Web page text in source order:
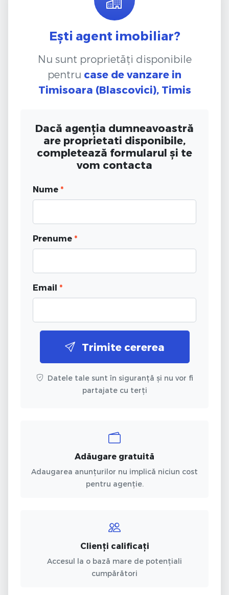
Ești agent imobiliar?
Nu sunt proprietăți disponibile
pentru case de vanzare in
Timisoara (Blascovici), Timis
Dacă agenția dumneavoastră
are proprietati disponibile,
completează formularul și te
vom contacta
Nume *
Prenume *
Email *
Trimite cererea
Datele tale sunt în siguranță și nu vor fi
partajate cu terți
Adăugare gratuită
Adaugarea anunțurilor nu implică niciun cost
pentru agenție.
Clienți calificați
Accesul la o bază mare de potențiali
cumpărători